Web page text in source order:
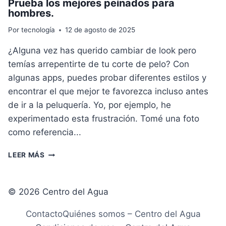
Prueba los mejores peinados para
hombres.
Por tecnología 12 de agosto de 2025
¿Alguna vez has querido cambiar de look pero
temías arrepentirte de tu corte de pelo? Con
algunas apps, puedes probar diferentes estilos y
encontrar el que mejor te favorezca incluso antes
de ir a la peluquería. Yo, por ejemplo, he
experimentado esta frustración. Tomé una foto
como referencia...
LEER MÁS PRUEBA
PARA
© 2026 Centro del Agua
ContactoQuiénes somos – Centro del Agua